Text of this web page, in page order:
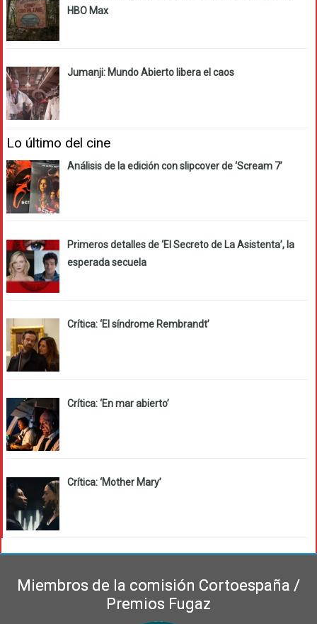
HBO Max
Jumanji: Mundo Abierto libera el caos
Lo último del cine
Análisis de la edición con slipcover de ‘Scream 7’
Primeros detalles de ‘El Secreto de La Asistenta’, la
esperada secuela
Crítica: ‘El síndrome Rembrandt’
Crítica: ‘En mar abierto’
Crítica: ‘Mother Mary’
Miembros de la comisión Cortoespaña /
Premios Fugaz